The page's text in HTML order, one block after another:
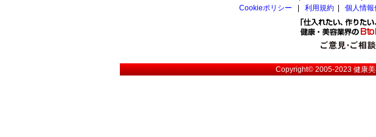
Cookieポリシー
利用規約 個人情報
Copyright© 2005-2023健康